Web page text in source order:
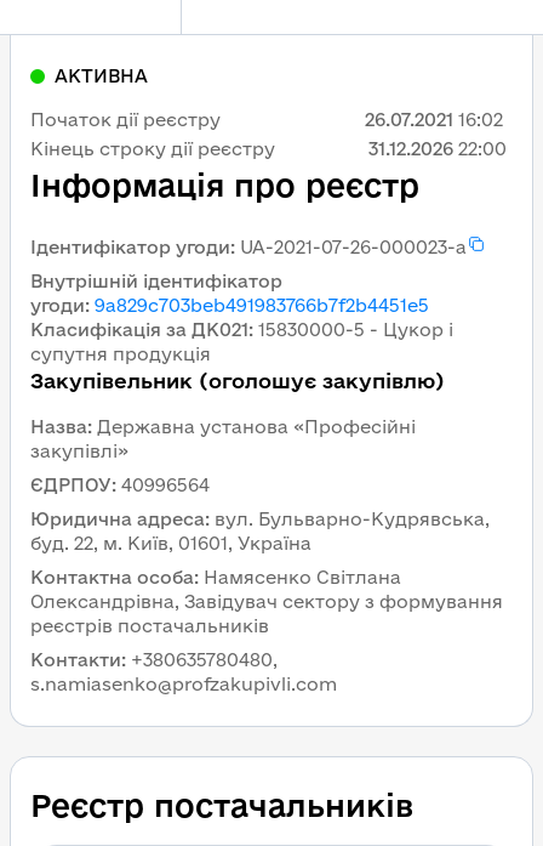
Інформація про реєстр
Ідентифікатор угоди: UA-2021-07-26-000023-a
Внутрішній ідентифікатор
угоди: 9a829c703beb491983766b7f2b4451e5
Класифікація за ДК021: 15830000-5 - Цукор і
супутня продукція
Закупівельник (оголошує закупівлю)
Назва: Державна установа «Професійні
закупівлі»
ЄДРПОУ: 40996564
Юридична адреса: вул. Бульварно-Кудрявська,
буд. 22, м. Київ, 01601, Україна
Контактна особа: Намясенко Світлана
Олександрівна, Завідувач сектору з формування
реєстрів постачальників
Контакти: +380635780480,
s.namiasenko@profzakupivli.com
АКТИВНА
Початок дії реєстру 26.07.2021 16:02
Кінець строку дії реєстру
31.12.2026 22:00
Реєстр постачальників